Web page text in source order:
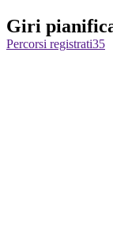
Giri
Percorsi registrati35